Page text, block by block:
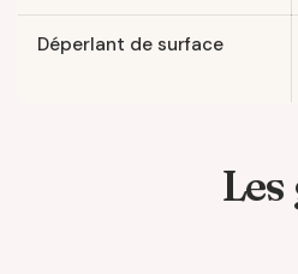
Déperlant de surface